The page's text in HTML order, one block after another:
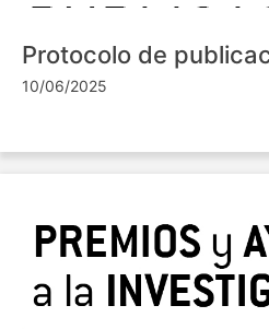
Protocolo de
10/06/2025